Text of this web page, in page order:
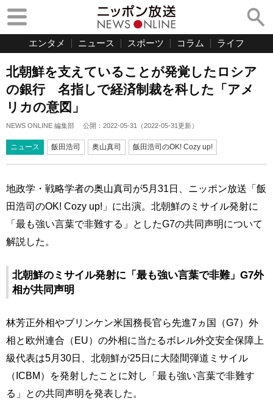
エンタメ ニュース スポーツ コラム ライフ
北朝鮮を支えていることが発覚したロシア
の銀行 名指しで経済制裁を科した「アメ
リカの意図」
NEWS ONLINE 編集部 公開： 2022-05-31 （2022-05-31更新）
ニュース 飯田浩司 奥山真司 飯田浩司のOK! Cozy up!
地政学・戦略学者の奥山真司が5月31日、ニッポン放送「飯
田浩司のOK! Cozy up!」に出演。北朝鮮のミサイル発射に
「最も強い言葉で非難する」としたG7の共同声明について
解説した。
北朝鮮のミサイル発射に「最も強い言葉で非難」G7外
相が共同声明
林芳正外相やブリンケン米国務長官ら先進7ヵ国（G7）外
相と欧州連合（EU）の外相に当たるボレル外交安全保障上
級代表は5月30日、北朝鮮が25日に大陸間弾道ミサイル
（ICBM）を発射したことに対し「最も強い言葉で非難す
る」との共同声明を発表した。